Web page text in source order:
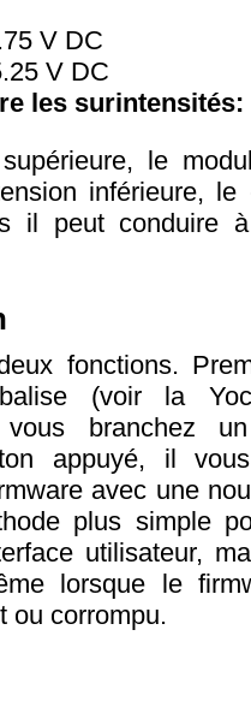
V DC
V DC
les surintensités:
le
inférieure, le
il peut conduire
fonctions.
(voir la
branchez
appuyé, il
avec une
plus simple
utilisateur,
lorsque le
ou corrompu.